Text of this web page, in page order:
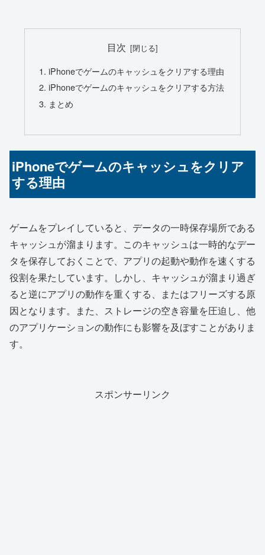
目次
iPhoneでゲームのキャッシュをクリアする理由
iPhoneでゲームのキャッシュをクリアする方法
まとめ
iPhoneでゲームのキャッシュをクリア
する理由
ゲームをプレイしていると、データの一時保存場所である
キャッシュが溜まります。このキャッシュは一時的なデー
タを保存しておくことで、アプリの起動や動作を速くする
役割を果たしています。しかし、キャッシュが溜まり過ぎ
ると逆にアプリの動作を重くする、またはフリーズする原
因となります。また、ストレージの空き容量を圧迫し、他
のアプリケーションの動作にも影響を及ぼすことがありま
す。
スポンサーリンク